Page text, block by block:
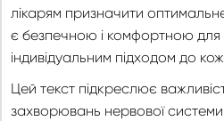
лікарям призначити
є безпечною і комфортною для
індивідуальним підходом до
Цей текст підкреслює
захворювань нервової